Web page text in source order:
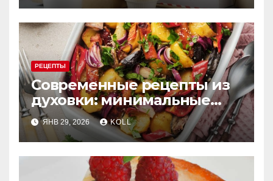
РЕЦЕПТЫ
Современные рецепты из
духовки: минимальные
усилия, максимум вкуса
ЯНВ 29, 2026 KOLL